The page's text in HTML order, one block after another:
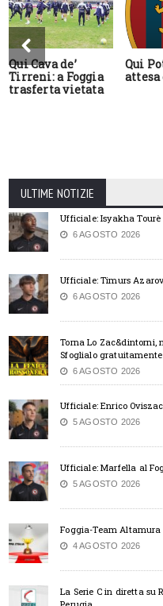
Qui Cava de’
Tirreni: a Foggia
trasferta vietata
Qui
attesa
ULTIME NOTIZIE
Ufficiale: Isyakha
6 AGOSTO 2026
Ufficiale: Timurs
6 AGOSTO 2026
Torna Lo Zac&dintorni,
Sfoglialo gratuitamente
6 AGOSTO 2026
Ufficiale: Enrico
5 AGOSTO 2026
Ufficiale: Marfella al
5 AGOSTO 2026
Foggia-Team Altamura
4 AGOSTO 2026
La Serie C in diretta su